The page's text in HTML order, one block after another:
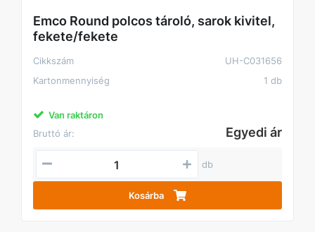
Emco Round polcos tároló, sarok kivitel,
fekete/fekete
Cikkszám
UH-C031656
Kartonmennyiség
1 db
Van raktáron
Bruttó ár:
Egyedi ár
db
Kosárba